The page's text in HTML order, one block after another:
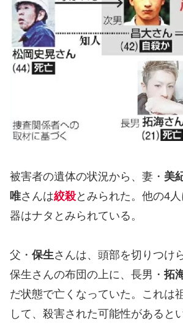
被害者の遺体の状況から、妻・ 美
唯さんは絞殺とみられた。他の4
器はナタとみられている。
父・ 保生さんは、頭部を切りつけ
保生さんの布団の上に、長男・ 拓
だ状態で亡くなっていた。これは
して、殺害された可能性があると